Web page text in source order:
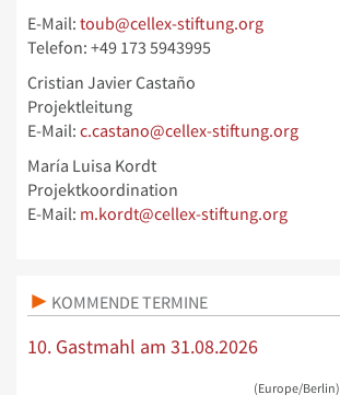
E-Mail: toub@cellex-stiftung.org
Telefon: +49 173 5943995
Cristian Javier Castaño
Projektleitung
E-Mail: c.castano@cellex-stiftung.org
María Luisa Kordt
Projektkoordination
E-Mail: m.kordt@cellex-stiftung.org
KOMMENDE TERMINE
10. Gastmahl am 31.08.2026
(Europe/Berlin)